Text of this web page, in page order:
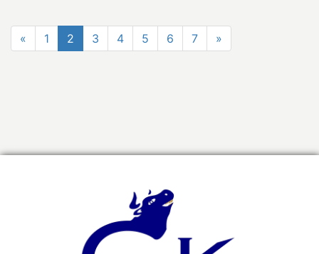
« 1 2 3 4 5 6 7 »